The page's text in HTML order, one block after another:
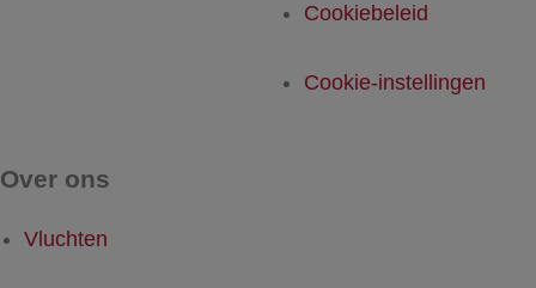
Cookiebeleid
Cookie-instellingen
Over ons
Vluchten